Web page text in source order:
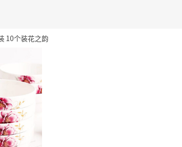
10个装花之韵